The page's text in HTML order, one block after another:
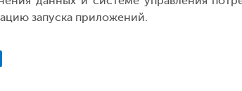
запуска приложений.